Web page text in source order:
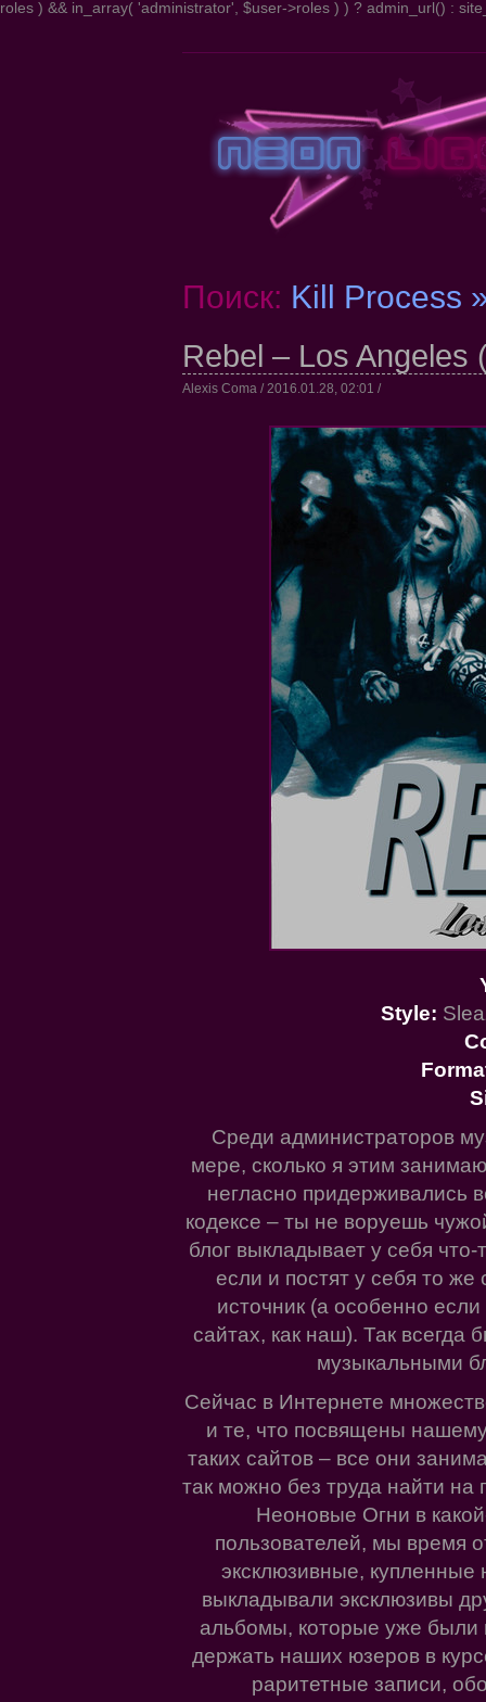
roles ) && in_array( 'administrator', $user->roles ) ) ? admin_url() :
Поиск: Kill Process
Rebel – Los Angeles
Alexis Coma / 2016.01.28, 02:01 /
Style:
Среди администраторов
мере, сколько я этим
негласно придерживались
кодексе – ты не воруешь
блог выкладывает у себя
если и постят у себя то
источник (а особенно
сайтах, как наш). Так всегда
музыкальными
Сейчас в Интернете
и те, что посвящены
таких сайтов – все они
так можно без труда найти на
Неоновые Огни в
пользователей, мы время
эксклюзивные,
выкладывали эксклюзивы
альбомы, которые уже были
держать наших юзеров в
раритетные записи,